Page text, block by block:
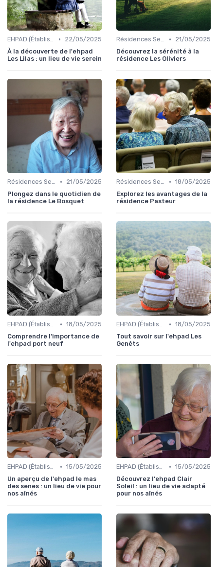
EHPAD (Établissements d'Hébergement pour Personnes Âgées Dépendantes) •
22/05/2025
À la découverte de l'ehpad
Les Lilas : un lieu de vie serein
Résidences Services Seniors •
21/05/2025
Découvrez la sérénité à la
résidence Les Oliviers
Résidences Services Seniors •
21/05/2025
Plongez dans le quotidien de
la résidence Le Bosquet
Résidences Services Seniors • 18/05/2025
Explorez les avantages de la
résidence Pasteur
EHPAD (Établissements d'Hébergement pour Personnes Âgées Dépendantes) • 18/05/2025
Comprendre l'importance de
l'ehpad port neuf
EHPAD (Établissements d'Hébergement pour Personnes Âgées Dépendantes) • 18/05/2025
Tout savoir sur l'ehpad Les
Genêts
EHPAD (Établissements d'Hébergement pour Personnes Âgées Dépendantes) • 15/05/2025
Un aperçu de l'ehpad le mas
des senes : un lieu de vie pour
nos aînés
EHPAD (Établissements d'Hébergement pour Personnes Âgées Dépendantes) • 15/05/2025
Découvrez l'ehpad Clair
Soleil : un lieu de vie adapté
pour nos aînés